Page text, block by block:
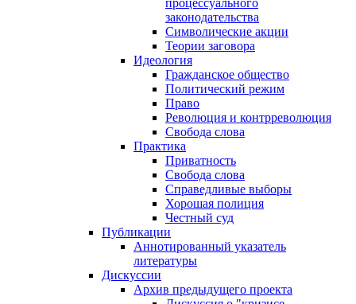
процессуального
законодательства
Символические акции
Теории заговора
Идеология
Гражданское общество
Политический режим
Право
Революция и контрреволюция
Свобода слова
Практика
Приватность
Свобода слова
Справедливые выборы
Хорошая полиция
Честный суд
Публикации
Аннотированный указатель
литературы
Дискуссии
Архив предыдущего проекта